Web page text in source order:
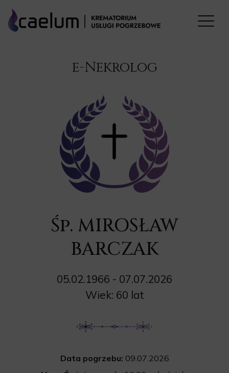
e-Nekrolog
Śp. MIROSŁAW
BARCZAK
05.02.1966 - 07.07.2026
Wiek: 60 lat
Data pogrzebu: 09.07.2026